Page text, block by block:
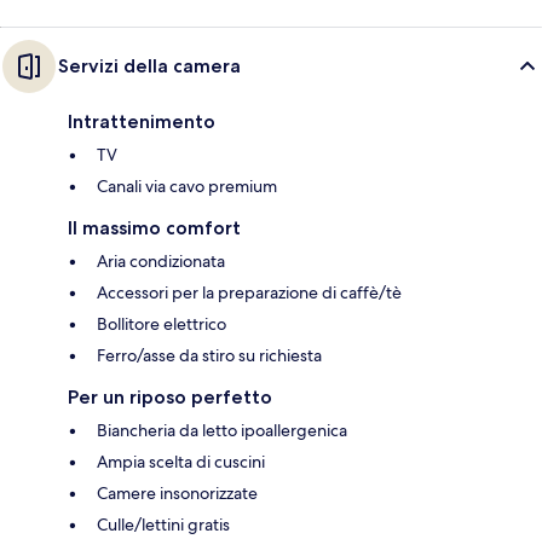
Servizi della camera
Intrattenimento
TV
Canali via cavo premium
Il massimo comfort
Aria condizionata
Accessori per la preparazione di caffè/tè
Bollitore elettrico
Ferro/asse da stiro su richiesta
Per un riposo perfetto
Biancheria da letto ipoallergenica
Ampia scelta di cuscini
Camere insonorizzate
Culle/lettini gratis